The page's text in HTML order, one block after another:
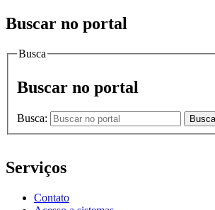
Buscar no portal
Busca
Buscar no portal
Busca:
Serviços
Contato